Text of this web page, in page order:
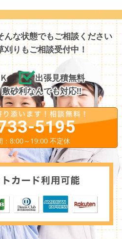
んな状態でもご相談ください
刈りもご相談受付中！
出張見積無料
砂利なんでも対応!!
5195
：8:00～19:00 不定休